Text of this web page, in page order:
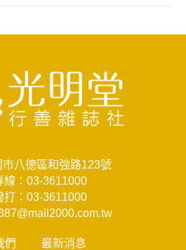
八德區和強路123號
： 03-3611000
： 03-3611000
們 最新消息